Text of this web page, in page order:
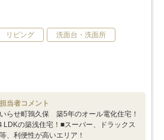
リビング 洗面台・洗面所
当者コメント
らせ町鶉久保 築5年のオール電化住宅！
LDKの築浅住宅！■スーパー、ドラックス
、利便性が高いエリア！